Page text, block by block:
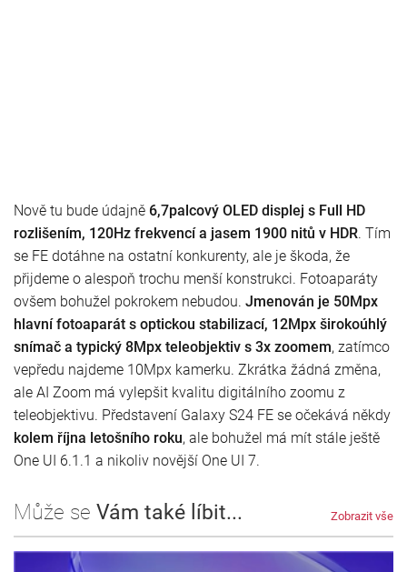
Nově tu bude údajně 6,7palcový OLED displej s Full HD
rozlišením, 120Hz frekvencí a jasem 1900 nitů v HDR. Tím
se FE dotáhne na ostatní konkurenty, ale je škoda, že
přijdeme o alespoň trochu menší konstrukci. Fotoaparáty
ovšem bohužel pokrokem nebudou. Jmenován je 50Mpx
hlavní fotoaparát s optickou stabilizací, 12Mpx širokoúhlý
snímač a typický 8Mpx teleobjektiv s 3x zoomem, zatímco
vepředu najdeme 10Mpx kamerku. Zkrátka žádná změna,
ale AI Zoom má vylepšit kvalitu digitálního zoomu z
teleobjektivu. Představení Galaxy S24 FE se očekává někdy
kolem října letošního roku, ale bohužel má mít stále ještě
One UI 6.1.1 a nikoliv novější One UI 7.
Může se Vám také líbit... Zobrazit vše